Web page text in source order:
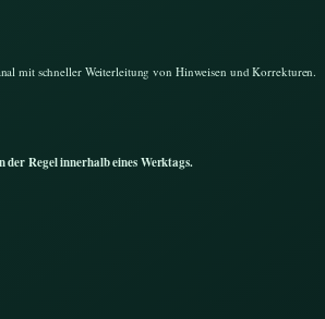
mit schneller Weiterleitung von Hinweisen und Korrekturen.
Regel innerhalb eines Werktags.